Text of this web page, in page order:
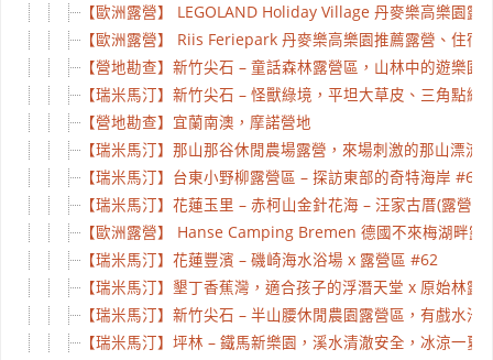
【歐洲露營】 LEGOLAND Holiday Village 丹麥樂高樂園
【歐洲露營】 Riis Feriepark 丹麥樂高樂園推薦露營、住
【營地勘查】新竹尖石 – 童話森林露營區，山林中的遊樂園
【瑞米馬汀】新竹尖石 – 怪獸綠境，平坦大草皮、三角點絕
【營地勘查】宜蘭南澳，摩諾營地
【瑞米馬汀】那山那谷休閒農場露營，來場刺激的那山漂流
【瑞米馬汀】台東小野柳露營區 – 探訪東部的奇特海岸 #63
【瑞米馬汀】花蓮玉里 – 赤柯山金針花海 – 汪家古厝(露營)
【歐洲露營】 Hanse Camping Bremen 德國不來梅湖畔露
【瑞米馬汀】花蓮豐濱 – 磯崎海水浴場 x 露營區 #62
【瑞米馬汀】墾丁香蕉灣，適合孩子的浮潛天堂 x 原始林露
【瑞米馬汀】新竹尖石 – 半山腰休閒農園露營區，有戲水池
【瑞米馬汀】坪林 – 鐵馬新樂園，溪水清澈安全，冰涼一夏